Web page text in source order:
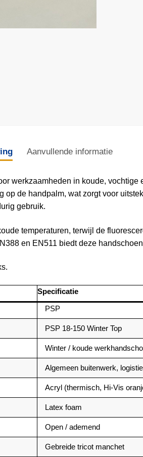
Aanvullende informatie
werkzaamheden in koude,
de handpalm, wat zorgt voor
gebruik.
temperaturen, terwijl de
en EN511 biedt deze
Specificatie
PSP
PSP 18-150 Winter Top
Winter / koude
Algemeen buitenwerk,
Acryl (thermisch, Hi-Vis
Latex foam
Open / ademend
Gebreide tricot manchet